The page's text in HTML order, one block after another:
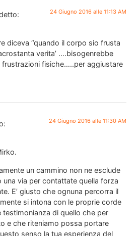
24 Giugno 2016 alle 11:13 AM
diceva “quando il corpo sio frusta
verita’ ….bisogenrebbe
frustrazioni fisiche…..per aggiustare
24 Giugno 2016 alle 11:30 AM
un cammino non ne esclude
una via per contattate quella forza
E’ giusto che ognuna percorra il
si intona con le proprie corde
testimonianza di quello che per
e che riteniamo possa portare
senso la tua esperienza del